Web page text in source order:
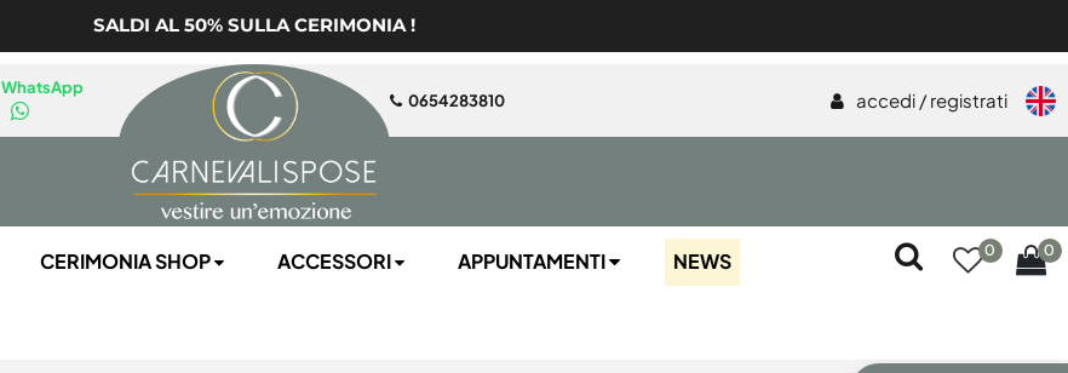
SALDI AL 50% SULLA CERIMONIA !
WhatsApp
0654283810 accedi / registrati
CERIMONIA SHOP ACCESSORI APPUNTAMENTI NEWS 0 0